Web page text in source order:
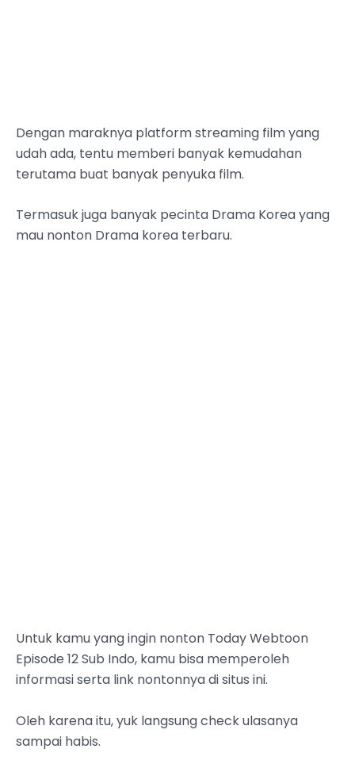
Dengan maraknya platform streaming film yang
udah ada, tentu memberi banyak kemudahan
terutama buat banyak penyuka film.
Termasuk juga banyak pecinta Drama Korea yang
mau nonton Drama korea terbaru.
Untuk kamu yang ingin nonton Today Webtoon
Episode 12 Sub Indo, kamu bisa memperoleh
informasi serta link nontonnya di situs ini.
Oleh karena itu, yuk langsung check ulasanya
sampai habis.